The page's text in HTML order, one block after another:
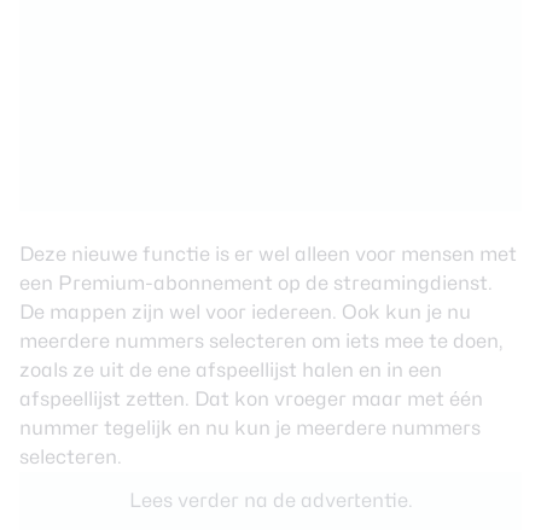
Deze nieuwe functie is er wel alleen voor mensen met
een Premium-abonnement op de streamingdienst.
De mappen zijn wel voor iedereen. Ook kun je nu
meerdere nummers selecteren om iets mee te doen,
zoals ze uit de ene afspeellijst halen en in een
afspeellijst zetten. Dat kon vroeger maar met één
nummer tegelijk en nu kun je meerdere nummers
selecteren.
Lees verder na de advertentie.